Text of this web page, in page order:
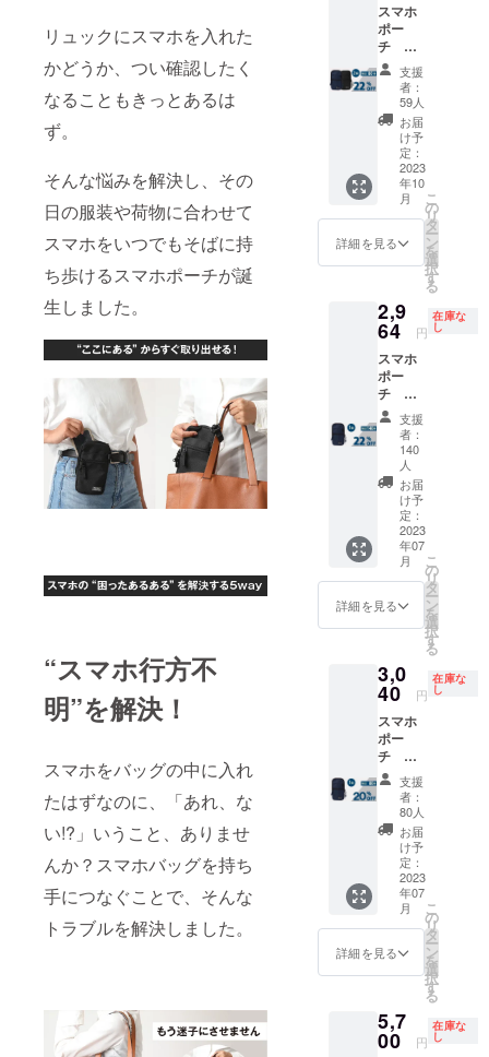
リュックにスマホを入れた
かどうか、つい確認したく
なることもきっとあるは
ず。
そんな悩みを解決し、その
日の服装や荷物に合わせて
スマホをいつでもそばに持
ち歩けるスマホポーチが誕
生しました。
“スマホ行方不
明”を解決！
スマホをバッグの中に入れ
たはずなのに、「あれ、な
い!?」いうこと、ありませ
んか？スマホバッグを持ち
手につなぐことで、そんな
トラブルを解決しました。
スマホ
ポー
チ ネ
イビー
+ブラッ
ク 1個
ずつ合
計2個
一般販
売予定
価格
7,600円
（税
込・送
料無
フ
支援
者：
59人
お届
け予
定：
2023
年10
月
詳細を見る
こ
の
リ
タ
ー
ン
を
選
択
す
る
2,9
64 円
在庫な
し
スマホ
ポー
チ ネ
イ
ビー 1
個 一般
販売予
定価
格
3,800円
（税
込・送
料無
料）の
22%オ
支援
者：
140
人
お届
け予
定：
2023
年07
月
詳細を見る
こ
の
リ
タ
ー
ン
を
選
択
す
る
3,0
40 円
在庫な
し
スマホ
ポー
チ ネ
イ
ビー 1
個 一般
販売予
定価
格
3,800円
（税
込・送
料無
料）の
20%オ
支援
者：
80人
お届
け予
定：
2023
年07
月
詳細を見る
こ
の
リ
タ
ー
ン
を
選
択
す
る
5,7
00 円
在庫な
し